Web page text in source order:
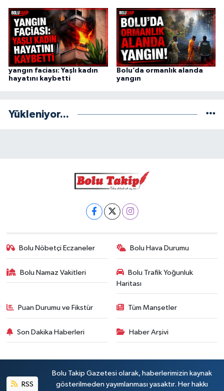
yangın faciası: Yaşlı kadın
hayatını kaybetti
Bolu’da ormanlık alanda
yangın
Yükleniyor...
Bolu Nöbetçi Eczaneler Bolu Hava Durumu
Bolu Namaz Vakitleri
Bolu Trafik Yoğunluk
Haritası
Puan Durumu ve Fikstür Tüm Manşetler
Son Dakika Haberleri Haber Arşivi
RSS
Bolu Takip Gazetesi olarak, haberlerimizin kaynak
gösterilmeden yayımlanması yasaktır. Her hakkı